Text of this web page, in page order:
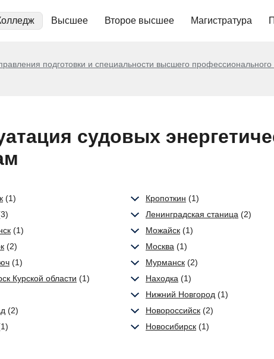
Высшее Второе высшее Магистратура
подготовки и специальности высшего профессионального
судовых
(1)
(1)
(2)
(1)
Курской области (1)
(2)
Кропоткин (1)
Ленинградская станица (2)
Можайск (1)
Москва (1)
Мурманск (2)
Находка (1)
Нижний Новгород (1)
Новороссийск (2)
Новосибирск (1)